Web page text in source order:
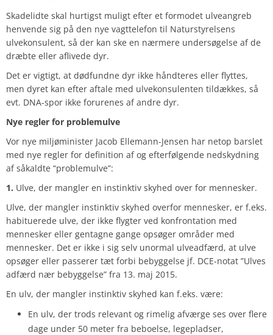
Skadelidte skal hurtigst muligt efter et formodet ulveangreb
henvende sig på den nye vagttelefon til Naturstyrelsens
ulvekonsulent, så der kan ske en nærmere undersøgelse af de
dræbte eller aflivede dyr.
Det er vigtigt, at dødfundne dyr ikke håndteres eller flyttes,
men dyret kan efter aftale med ulvekonsulenten tildækkes, så
evt. DNA-spor ikke forurenes af andre dyr.
Nye regler for problemulve
Vor nye miljøminister Jacob Ellemann-Jensen har netop barslet
med nye regler for definition af og efterfølgende nedskydning
af såkaldte “problemulve”:
1. Ulve, der mangler en instinktiv skyhed over for mennesker.
Ulve, der mangler instinktiv skyhed overfor mennesker, er f.eks.
habituerede ulve, der ikke flygter ved konfrontation med
mennesker eller gentagne gange opsøger områder med
mennesker. Det er ikke i sig selv unormal ulveadfærd, at ulve
opsøger eller passerer tæt forbi bebyggelse jf. DCE-notat ”Ulves
adfærd nær bebyggelse” fra 13. maj 2015.
En ulv, der mangler instinktiv skyhed kan f.eks. være:
En ulv, der trods relevant og rimelig afværge ses over flere
dage under 50 meter fra beboelse, legepladser,